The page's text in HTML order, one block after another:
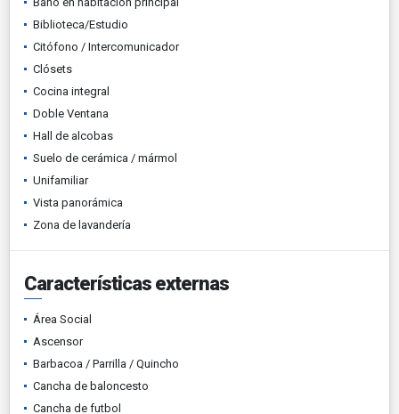
Biblioteca/Estudio
Citófono / Intercomunicador
Clósets
Cocina integral
Doble Ventana
Hall de alcobas
Suelo de cerámica / mármol
Unifamiliar
Vista panorámica
Zona de lavandería
Características externas
Área Social
Ascensor
Barbacoa / Parrilla / Quincho
Cancha de baloncesto
Cancha de futbol